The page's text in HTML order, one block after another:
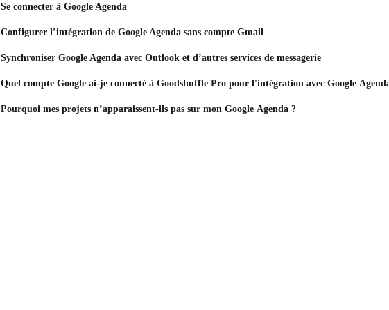
Se connecter à Google Agenda
Configurer l’intégration de Google Agenda sans compte Gmail
Synchroniser Google Agenda avec Outlook et d’autres services de messagerie
Quel compte Google ai-je connecté à Goodshuffle Pro pour l'intégration avec Google
Pourquoi mes projets n’apparaissent-ils pas sur mon Google Agenda ?